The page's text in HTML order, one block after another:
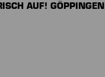
AUF! GÖPPINGEN